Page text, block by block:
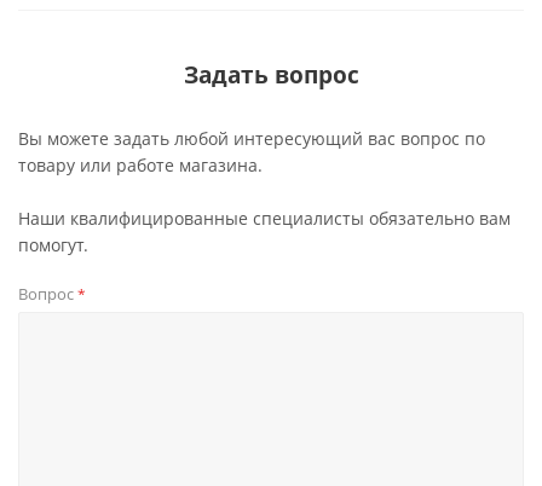
Задать вопрос
Вы можете задать любой интересующий вас вопрос по
товару или работе магазина.
Наши квалифицированные специалисты обязательно вам
помогут.
Вопрос*